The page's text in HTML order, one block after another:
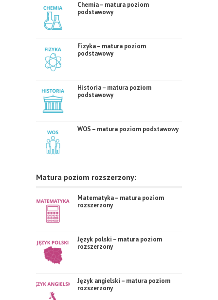
Chemia – matura poziom
podstawowy
Fizyka – matura poziom
podstawowy
Historia – matura poziom
podstawowy
WOS – matura poziom podstawowy
Matura poziom rozszerzony:
Matematyka – matura poziom
rozszerzony
Język polski – matura poziom
rozszerzony
Język angielski – matura poziom
rozszerzony